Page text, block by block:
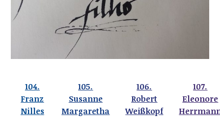
104.
Franz
Nilles
105.
Susanne
Margaretha
106.
Robert
Weißkopf
107.
Eleonore